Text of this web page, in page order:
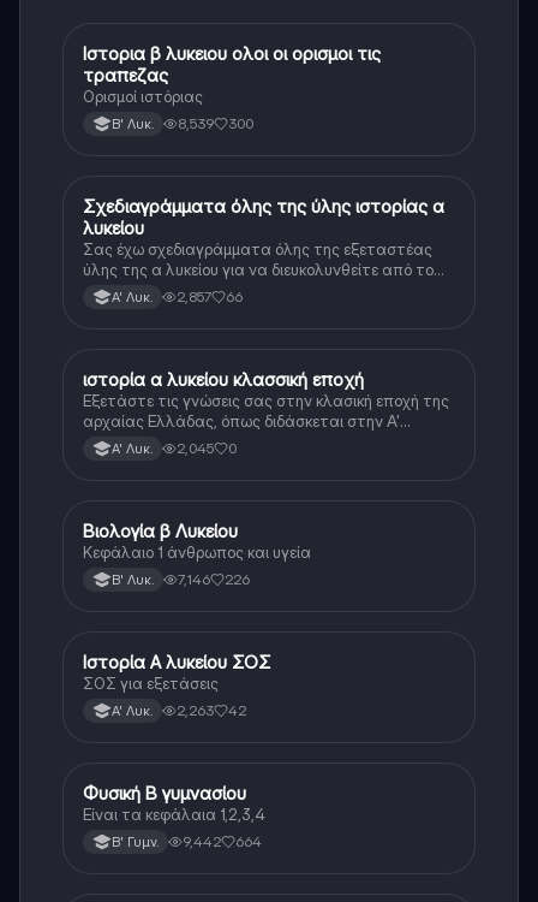
Ιστορία
Ιστορια β λυκειου ολοι οι ορισμοι τις
τραπεζας
Ορισμοί ιστόριας
Β' Λυκ. 8,539 300
Ιστορία
Σχεδιαγράμματα όλης της ύλης ιστορίας α
λυκείου
Σας έχω σχεδιαγράμματα όλης της εξεταστέας
ύλης της α λυκείου για να διευκολυνθείτε από το
τεράστιο βάρος του βιβλίου
Α' Λυκ. 2,857 66
Ιστορία
ιστορία α λυκείου κλασσική εποχή
Εξετάστε τις γνώσεις σας στην κλασική εποχή της
αρχαίας Ελλάδας, όπως διδάσκεται στην Α'
Λυκείου.
Α' Λυκ. 2,045 0
Βιολογία
Βιολογία β Λυκείου
Κεφάλαιο 1 άνθρωπος και υγεία
Β' Λυκ. 7,146 226
Ιστορία
Ιστορία Α λυκείου ΣΟΣ
ΣΟΣ για εξετάσεις
Α' Λυκ. 2,263 42
Φυσική
Φυσική Β γυμνασίου
Είναι τα κεφάλαια 1,2,3,4
Β' Γυμν. 9,442 664